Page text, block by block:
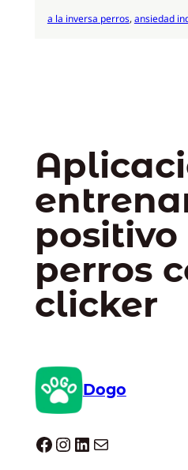
a la inversa perros, ansiedad
perros
clicker
Dogo
Dogo facebook InstagramLinkedIn Correo electrónico